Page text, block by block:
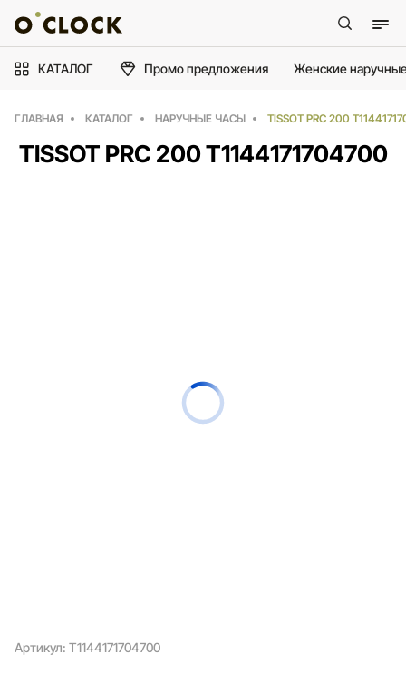
КАТАЛОГ Промо предложения Женские
ГЛАВНАЯ КАТАЛОГ НАРУЧНЫЕ ЧАСЫ TISSOT PRC 200
TISSOT PRC 200 T1144171704700
Артикул: T1144171704700